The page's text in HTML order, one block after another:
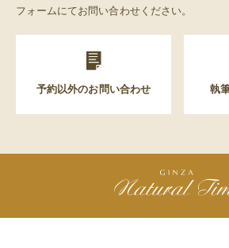
フォームにてお問い合わせください。
予約以外のお問い合わせ 執